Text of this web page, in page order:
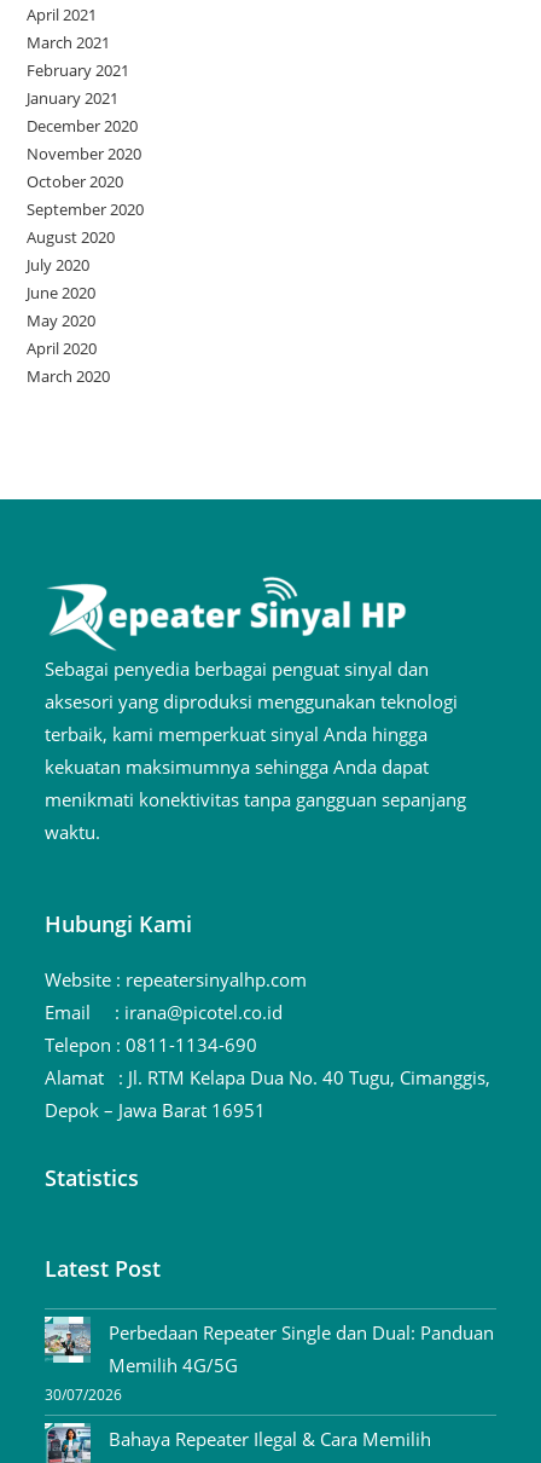
April 2021
March 2021
February 2021
January 2021
December 2020
November 2020
October 2020
September 2020
August 2020
July 2020
June 2020
May 2020
April 2020
March 2020
Sebagai penyedia berbagai penguat sinyal dan
aksesori yang diproduksi menggunakan teknologi
terbaik, kami memperkuat sinyal Anda hingga
kekuatan maksimumnya sehingga Anda dapat
menikmati konektivitas tanpa gangguan sepanjang
waktu.
Hubungi Kami
Website : repeatersinyalhp.com
Email : irana@picotel.co.id
Telepon :0811-1134-690
Alamat : Jl. RTM Kelapa Dua No. 40 Tugu, Cimanggis,
Depok – Jawa Barat 16951
Statistics
Latest Post
Perbedaan Repeater Single dan Dual: Panduan
Memilih 4G/5G
30/07/2026
Bahaya Repeater Ilegal & Cara Memilih